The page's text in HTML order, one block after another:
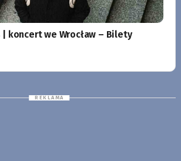
koncert we Wrocław – Bilety